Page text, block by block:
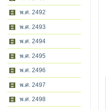
พ.ศ. 2492
พ.ศ. 2493
พ.ศ. 2494
พ.ศ. 2495
พ.ศ. 2496
พ.ศ. 2497
พ.ศ. 2498